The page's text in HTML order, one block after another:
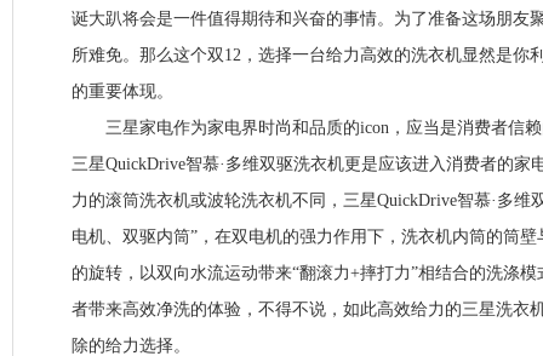
诞大趴将会是一件值得期待和兴奋的事情。为了准备这场朋友
所难免。那么这个双12，选择一台给力高效的洗衣机显然是你
的重要体现。
三星家电作为家电界时尚和品质的icon，应当是消费者信赖
三星QuickDrive智慕·多维双驱洗衣机更是应该进入消费者的家
力的滚筒洗衣机或波轮洗衣机不同，三星QuickDrive智慕·多维
电机、双驱内筒”，在双电机的强力作用下，洗衣机内筒的筒
的旋转，以双向水流运动带来“翻滚力+摔打力”相结合的洗涤
者带来高效净洗的体验，不得不说，如此高效给力的三星洗衣
除的给力选择。